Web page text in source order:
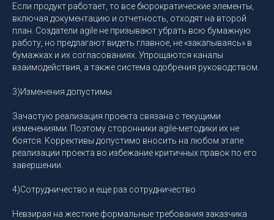
Если продукт работает, то все бюрократические элементы,
включая документацию и отчетность, отходят на второй
план. Создатели agile не призывают убрать всю бумажную
работу, но предлагают видеть главное, не «закапываясь» в
бумажках и их согласованиях. Упрощаются каналы
взаимодействия, а также система одобрения руководством.
3)Изменения допустимы
Зачастую реализация проекта связана с текущими
изменениями. Поэтому сторонники agile-методики их не
боятся. Коррективы допустимо вносить на любом этапе
реализации проекта во избежание критичных правок по его
завершении.
4)Сотрудничество и еще раз сотрудничество
Невзирая на жесткие формальные требования заказчика